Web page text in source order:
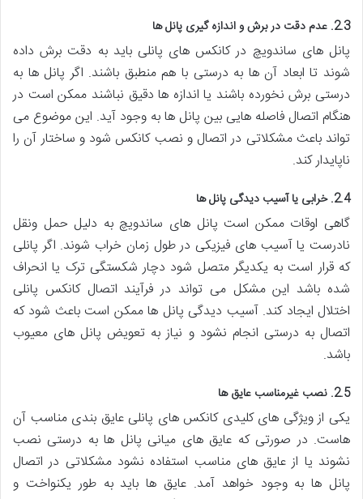
2.3. عدم دقت در برش و اندازه گیری پانل ها
پانل های ساندویچ در کانکس های پانلی باید به دقت برش داده
شوند تا ابعاد آن ها به درستی با هم منطبق باشند. اگر پانل ها به
درستی برش نخورده باشند یا اندازه ها دقیق نباشند ممکن است در
هنگام اتصال فاصله هایی بین پانل ها به وجود آید. این موضوع می
تواند باعث مشکلاتی در اتصال و نصب کانکس شود و ساختار آن را
ناپایدار کند.
2.4. خرابی یا آسیب دیدگی پانل ها
گاهی اوقات ممکن است پانل های ساندویچ به دلیل حمل ونقل
نادرست یا آسیب های فیزیکی در طول زمان خراب شوند. اگر پانلی
که قرار است به یکدیگر متصل شود دچار شکستگی ترک یا انحراف
شده باشد این مشکل می تواند در فرآیند اتصال کانکس پانلی
اختلال ایجاد کند. آسیب دیدگی پانل ها ممکن است باعث شود که
اتصال به درستی انجام نشود و نیاز به تعویض پانل های معیوب
باشد.
2.5. نصب غیرمناسب عایق ها
یکی از ویژگی های کلیدی کانکس های پانلی عایق بندی مناسب آن
هاست. در صورتی که عایق های میانی پانل ها به درستی نصب
نشوند یا از عایق های مناسب استفاده نشود مشکلاتی در اتصال
پانل ها به وجود خواهد آمد. عایق ها باید به طور یکنواخت و